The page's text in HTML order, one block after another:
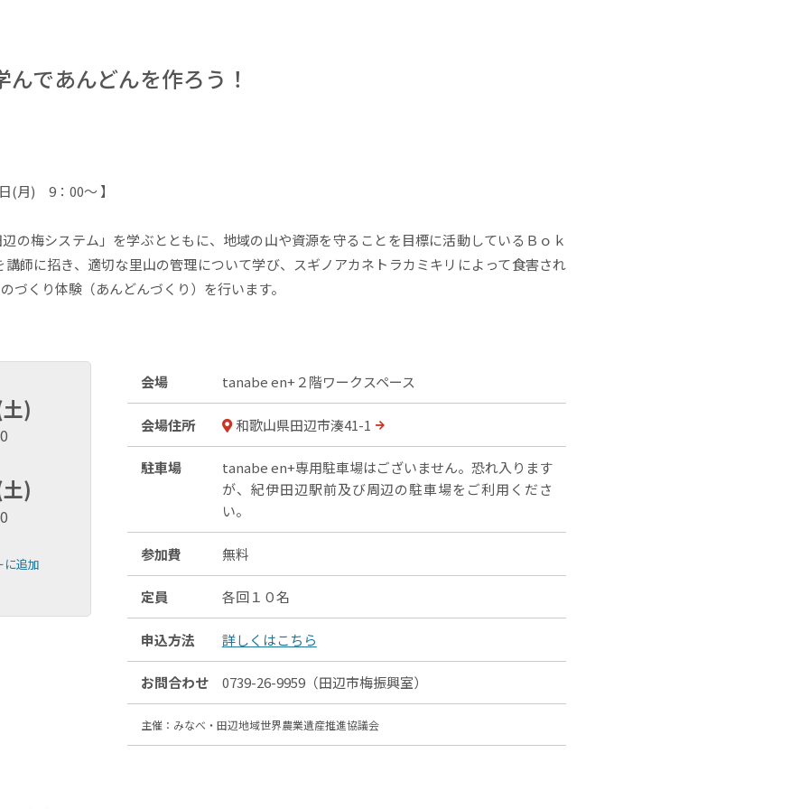
であんどんを作ろう！
(月) 9：00～ 】
の梅システム」を学ぶとともに、地域の山や資源を守ることを目標に活動しているＢｏｋ
師に招き、適切な里山の管理について学び、スギノアカネトラカミキリによって食害され
づくり体験（あんどんづくり）を行います。
)
)
追加
会場 tanabe en+２階ワークスペース
会場住所 和歌山県田辺市湊41-1
駐車場
tanabe en+専用駐車場はございません。恐れ入ります
が、紀伊田辺駅前及び周辺の駐車場をご利用くださ
い。
参加費 無料
定員 各回１０名
申込方法 詳しくはこちら
お問合わせ 0739-26-9959（田辺市梅振興室）
主催：みなべ・田辺地域世界農業遺産推進協議会